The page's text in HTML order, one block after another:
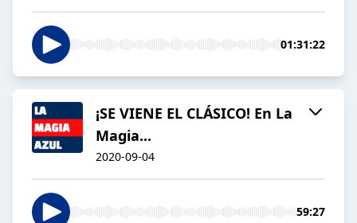
01:31:22
¡SE VIENE EL CLÁSICO! En La
Magia...
2020-09-04
59:27